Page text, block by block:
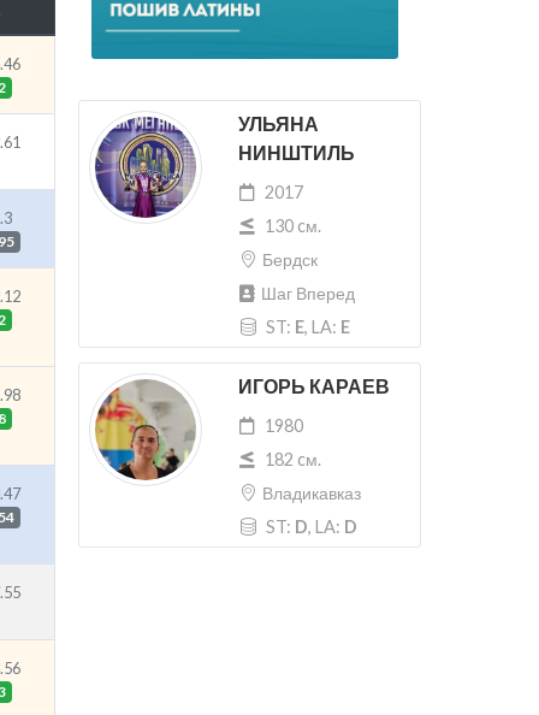
УЛЬЯНА
НИНШТИЛЬ
2017
130 cм.
Бердск
Шаг Вперед
ST: E, LA: E
ИГОРЬ КАРАЕВ
1980
182 cм.
Владикавказ
ST: D, LA: D